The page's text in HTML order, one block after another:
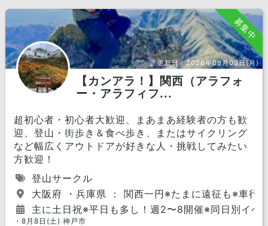
募集中
更新日：2026年08月03日(月)
【カンアラ！】関西（アラフォ
ー・アラフィフ...
超初心者・初心者大歓迎、まあまあ経験者の方も歓
迎、登山・街歩き＆食べ歩き、またはサイクリング
など幅広くアウトドアが好きな人・挑戦してみたい
方歓迎！
登山サークル
大阪府 ・兵庫県 ： 関西一円※たまに遠征も※車行
主に土日祝※平日も多し！週2〜8開催※同日別イベ
・8月8日(土) 神戸市